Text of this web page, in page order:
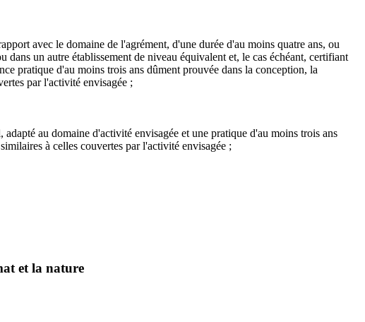
avec le domaine de l'agrément, d'une durée d'au moins quatre ans, ou
un autre établissement de niveau équivalent et, le cas échéant, certifiant
pratique d'au moins trois ans dûment prouvée dans la conception, la
par l'activité envisagée ;
au domaine d'activité envisagée et une pratique d'au moins trois ans
à celles couvertes par l'activité envisagée ;
et la nature